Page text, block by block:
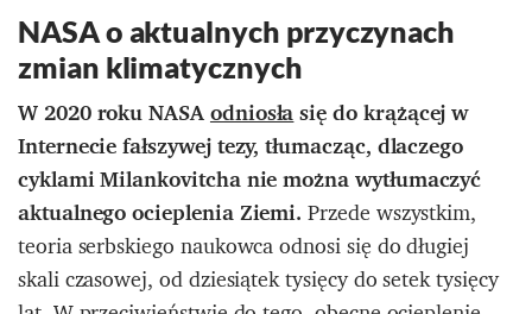
NASA o aktualnych przyczynach
zmian klimatycznych
W 2020 roku NASAodniosłasię do krążącej w
Internecie fałszywej tezy, tłumacząc, dlaczego
cyklami Milankovitcha nie można wytłumaczyć
aktualnego ocieplenia Ziemi.Przede wszystkim,
teoria serbskiego naukowca odnosi się dodługiej
skali czasowej, od dziesiątek tysięcy do setek tysięcy